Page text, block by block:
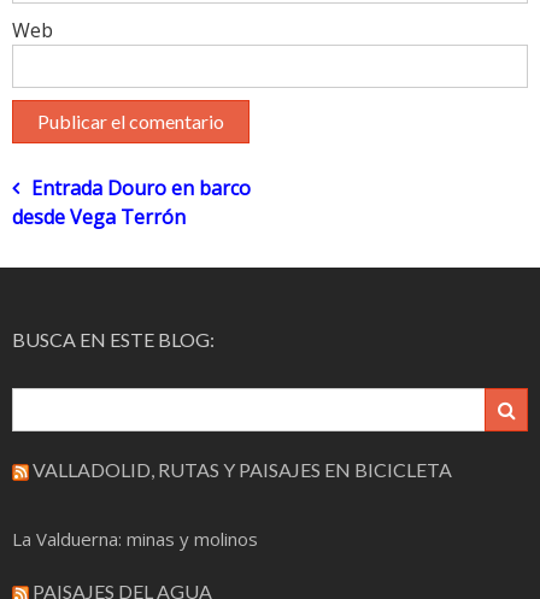
Web
Navegación
Entrada Douro en barco
desde Vega Terrón
BUSCA EN ESTE BLOG:
VALLADOLID, RUTAS Y PAISAJES EN BICICLETA
La Valduerna: minas y molinos
PAISAJES DEL AGUA